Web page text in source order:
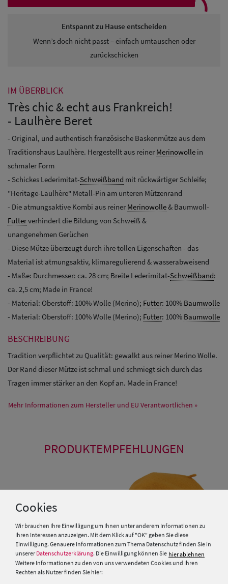
Sonnenschilder
& Visoren
Entspannt zu Hause entscheiden
Wenn’s doch nicht passt – einfach umtauschen oder
zurückschicken
IM ÜBERBLICK
Très chic & echt aus Frankreich!
- Laulhère Beret
- Original, und authentisch französische Baskenmütze aus dem
Traditionshaus Laulhère. Hergestellt aus reiner Merinowolle in
schmaler Form
- Schickes Lederimitat-Schweißband mit rückwärtiger Schleife;
"Heritage-Laulhère" Metall-Pin am unteren Mützenrand
- Die atmungsaktive Kombi aus reiner Merinowolle& Baumwoll-
Futterverhindert die Bildung von Schweiß &
unangenehmen Gerüchen
- Diese Mütze überzeugt durch ihre tollen Eigenschaften - das
Material ist atmungsaktiv, klimaregulierend & wasserabweisend
- Maße: Durchmesser: ca. 28 cm; Breite Lederimitat-Schweißband:
ca. 2,5 cm; Made in France!
- Material: Oberstoff: 100% Wolle (Merino); Futter: 100% Baumwolle
- Material: Oberstoff: 100% Wolle (Merino); Futter: 100% Baumwolle
BESCHREIBUNG
Tradition verpflichtet zu Qualität: gewalkt aus reiner Merino Wolle.
Der Rand dieser Mütze ist schmal und schmiegt sich durch das
Tragen immer stärker an den Kopf an. Made in France!
Mehr Informationen zum Hersteller und EU Verantwortlichen »
PRODUKTEMPFEHLUNGEN
Cookies
Wir brauchen Ihre Einwilligung um Ihnen unter anderem Informationen zu
Ihren Interessen anzuzeigen. Mit dem Klick auf "OK" geben Sie diese
Einwilligung. Genauere Informationen zum Thema Datenschutz finden Sie in
unserer Datenschutzerklärung. Die Einwilligung können Sie hier ablehnen
Weitere Informationen zu den von uns verwendeten Cookies und Ihren
Rechten als Nutzer finden Sie hier: